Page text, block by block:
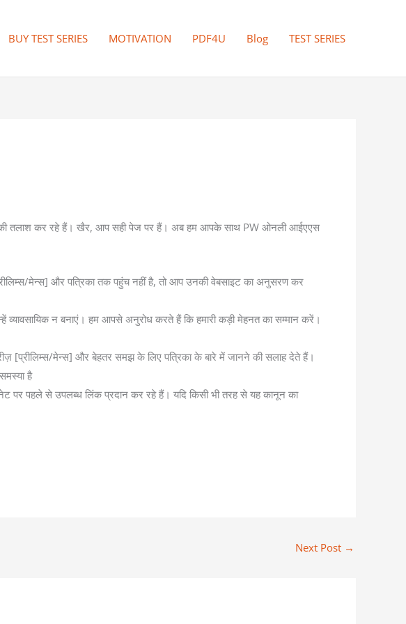
BUY TEST SERIES MOTIVATION PDF4U Blog TEST SERIES
की तलाश कर रहे हैं। खैर, आप सही पेज पर हैं। अब हम आपके साथ PW ओनली आईएएस
मेन्स] और पत्रिका तक पहुंच नहीं है, तो आप उनकी वेबसाइट का अनुसरण कर
व्यावसायिक न बनाएं। हम आपसे अनुरोध करते हैं कि हमारी कड़ी मेहनत का सम्मान करें।
[प्रीलिम्स/मेन्स] और बेहतर समझ के लिए पत्रिका के बारे में जानने की सलाह देते हैं।
है
पर पहले से उपलब्ध लिंक प्रदान कर रहे हैं। यदि किसी भी तरह से यह कानून का
Next Post →